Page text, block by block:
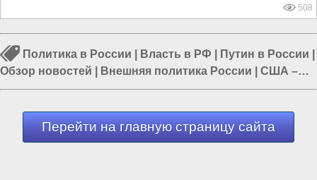
508
Политика в России Власть в РФ Путин в России
Обзор новостей
Внешняя политика России
США –
агрессор|Дикий Запад
Перейти на главную страницу сайта